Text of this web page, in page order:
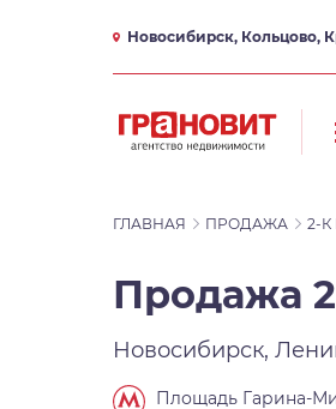
Новосибирск, Кольцово,
ГЛАВНАЯ ПРОДАЖА 2-К
Продажа
Новосибирск,
Площадь Гарина-